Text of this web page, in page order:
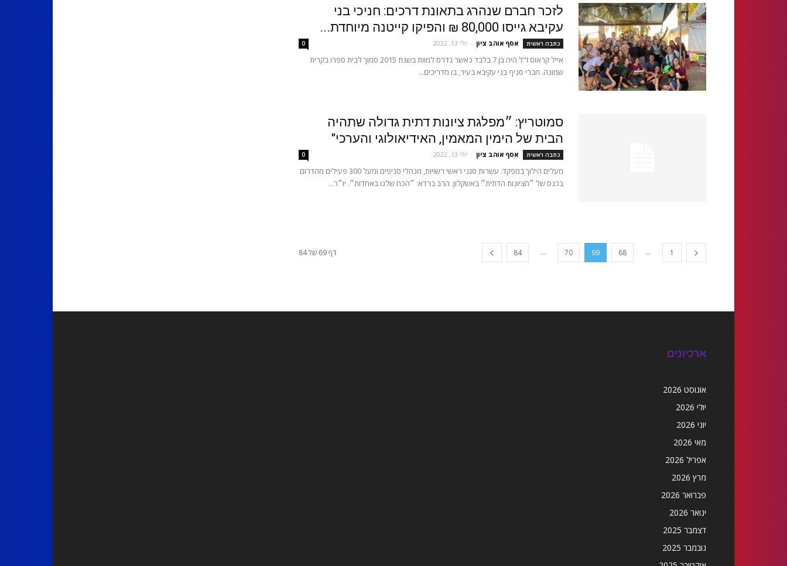
לזכר חברם שנהרג בתאונת דרכים: חניכי בני
עקיבא גייסו 80,000 ₪ והפיקו קייטנה מיוחדת...
כתבה ראשית אסף אוהב ציון - יולי 13, 2022 0
אייל קראוס ז"ל היה בן 7 בלבד כאשר נדרס למוות בשנת 2015 סמוך לבית ספרו בקרית
שמונה. חברי סניף בני עקיבא בעיר, בו מדריכים...
סמוטריץ: ״מפלגת ציונות דתית גדולה שתהיה
הבית של הימין המאמין, האידיאולוגי והערכי"
כתבה ראשית אסף אוהב ציון - יולי 13, 2022 0
מעלים הילוך במפקד. עשרות סגני ראשי רשויות, מנהלי סניפים ומעל 300 פעילים מהדרום
בכנס של ״הציונות הדתית״ באשקלון. הרב ברדא: ״הכח שלנו באחדות״. יו״ר...
1
...
68
69
70
...
84 דף 69 של 84
ארכיונים
אוגוסט 2026
יולי 2026
יוני 2026
מאי 2026
אפריל 2026
מרץ 2026
פברואר 2026
ינואר 2026
דצמבר 2025
נובמבר 2025